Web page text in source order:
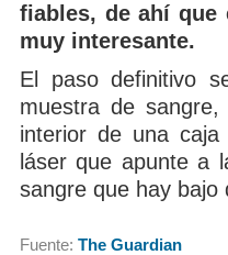
fiables, de ahí que
muy interesante.
El paso definitivo
muestra de
interior de una
láser que apunte a
sangre que hay
Fuente: The Guardian